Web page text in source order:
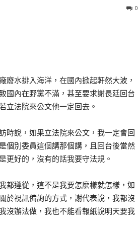
0
廢水排入海洋，在國內掀起軒然大波，
國內在野黨不滿，甚至要求謝長廷回台
立法院來公文他一定回去。
時說，如果立法院來公文，我一定會回
個別委員這個講那個講，且回台後當然
更好的，沒有的話我要守法規。
都遵從，這不是我要怎麼樣就怎樣，如
於視訊備詢的方式，謝代表說，我都沒
沒辦法做，我也不能看報紙說明天要我